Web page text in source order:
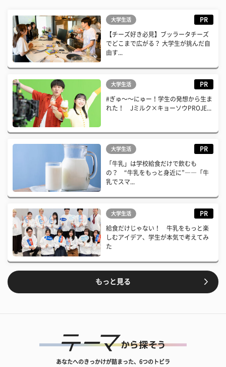
大学生活 PR
【チーズ好き必見】ブッラータチーズ
でどこまで広がる？ 大学生が挑んだ自
由す...
大学生活 PR
#ぎゅ〜〜にゅー！学生の発想から生ま
れた！ Jミルク×キョーソウPROJE...
大学生活 PR
「牛乳」は学校給食だけで飲むも
の？ “牛乳をもっと身近に”――「牛
乳でスマ...
大学生活 PR
給食だけじゃない！ 牛乳をもっと楽
しむアイデア、学生が本気で考えてみ
た
もっと見る
あなたへのきっかけが詰まった、6つのトビラ